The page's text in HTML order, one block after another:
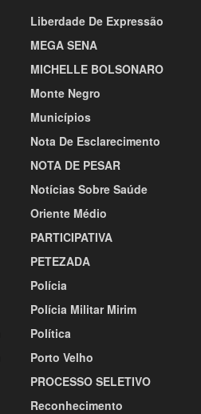
Liberdade De Expressão
MEGA SENA
MICHELLE BOLSONARO
Monte Negro
Municípios
Nota De Esclarecimento
NOTA DE PESAR
Notícias Sobre Saúde
Oriente Médio
PARTICIPATIVA
PETEZADA
Polícia
Polícia Militar Mirim
Política
Porto Velho
PROCESSO SELETIVO
Reconhecimento